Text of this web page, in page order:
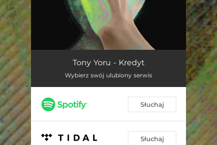
Tony Yoru - Kredyt
Wybierz swój ulubiony serwis
Słuchaj
Słuchaj